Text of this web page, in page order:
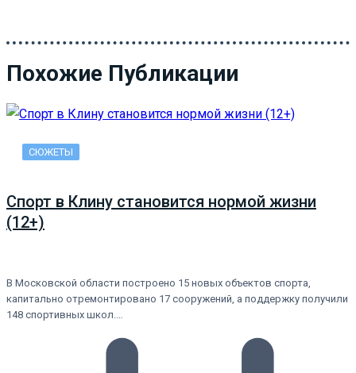
Похожие Публикации
СЮЖЕТЫ
Спорт в Клину становится нормой жизни
(12+)
В Московской области построено 15 новых объектов спорта,
капитально отремонтировано 17 сооружений, а поддержку получили
148 спортивных школ.…